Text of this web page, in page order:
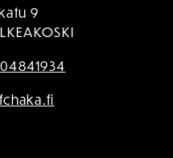
9